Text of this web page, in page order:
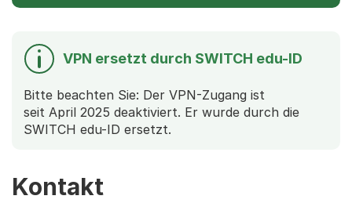
VPN ersetzt durch SWITCH edu-ID
Bitte beachten Sie: Der VPN-Zugang ist
seit April 2025 deaktiviert. Er wurde durch die
SWITCH edu-ID ersetzt.
Kontakt